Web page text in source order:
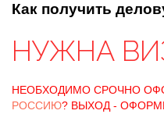
Как получить
НУЖНА
НЕОБХОДИМО СРОЧНО
РОССИЮ? ВЫХОД -